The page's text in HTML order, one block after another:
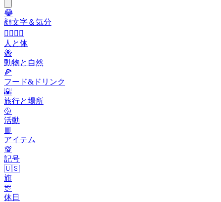
😂
顔文字＆気分
👩‍❤️‍💋‍👨
人と体
🐝
動物と自然
🍕
フード&ドリンク
🌇
旅行と場所
🥎
活動
📙
アイテム
💯
記号
🇺🇸
旗
🎊
休日